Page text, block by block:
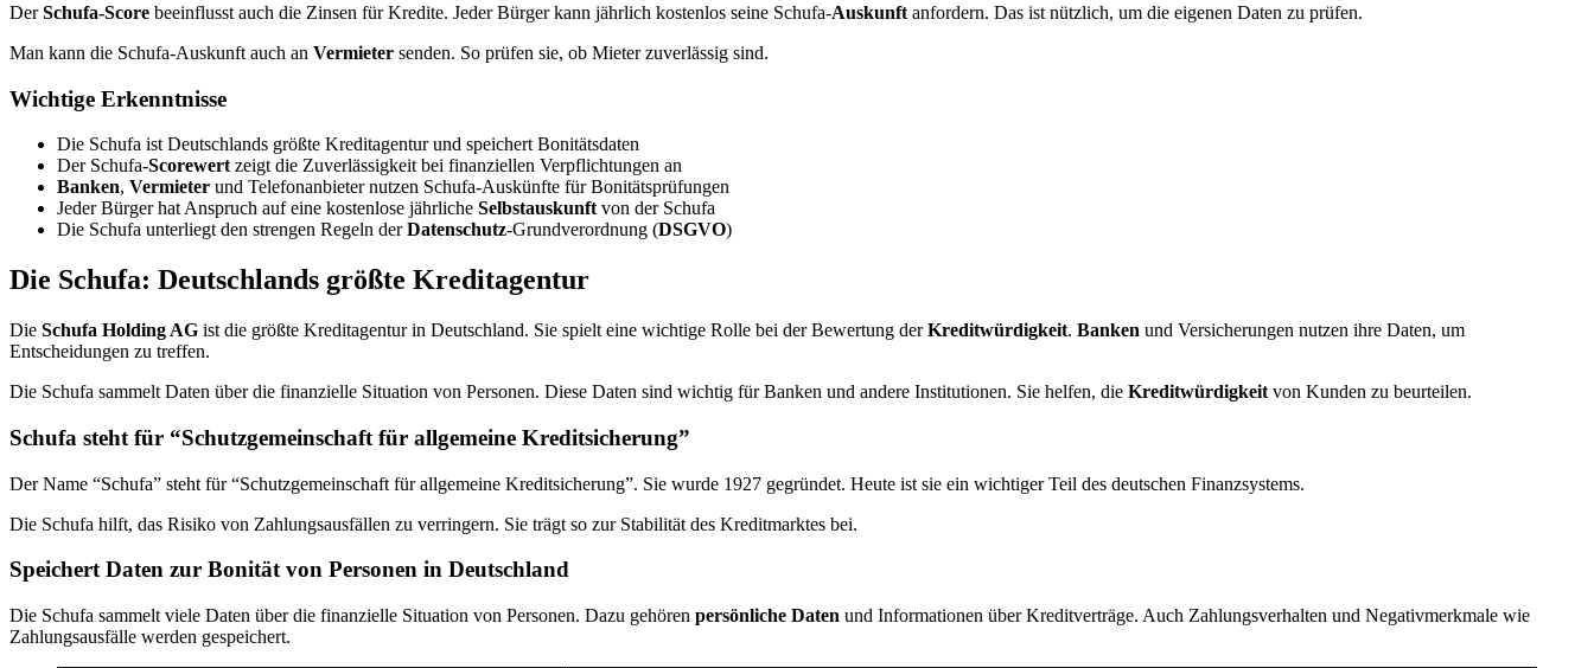
DerSchufa-Score beeinflusst auch die Zinsen für Kredite. Jeder Bürger kann jährlich kostenlos seine Schufa-Auskunft anfordern. Das ist nützlich, um die eigenen Daten zu prüfen.
Man kann die Schufa-Auskunft auch an Vermieter senden. So prüfen sie, ob Mieter zuverlässig sind.
Wichtige Erkenntnisse
Die Schufa ist Deutschlands größte Kreditagentur und speichert Bonitätsdaten
Der Schufa-Scorewert zeigt die Zuverlässigkeit bei finanziellen Verpflichtungen an
Banken, Vermieter und Telefonanbieter nutzen Schufa-Auskünfte für Bonitätsprüfungen
Jeder Bürger hat Anspruch auf eine kostenlose jährliche Selbstauskunft von der Schufa
Die Schufa unterliegt den strengen Regeln derDatenschutz-Grundverordnung (DSGVO)
Die Schufa: Deutschlands größte Kreditagentur
Die Schufa Holding AG ist die größte Kreditagentur in Deutschland. Sie spielt eine wichtige Rolle bei der Bewertung derKreditwürdigkeit. Banken und Versicherungen nutzen ihre Daten, um
Entscheidungen zu treffen.
Die Schufa sammelt Daten über die finanzielle Situation von Personen. Diese Daten sind wichtig für Banken und andere Institutionen. Sie helfen, die Kreditwürdigkeit von Kunden zu beurteilen.
Schufa steht für “Schutzgemeinschaft für allgemeine Kreditsicherung”
Der Name “Schufa” steht für “Schutzgemeinschaft für allgemeine Kreditsicherung”. Sie wurde 1927 gegründet. Heute ist sie ein wichtiger Teil des deutschen Finanzsystems.
Die Schufa hilft, das Risiko von Zahlungsausfällen zu verringern. Sie trägt so zur Stabilität des Kreditmarktes bei.
Speichert Daten zur Bonität von Personen in Deutschland
Die Schufa sammelt viele Daten über die finanzielle Situation von Personen. Dazu gehören persönliche Daten und Informationen über Kreditverträge. Auch Zahlungsverhalten und Negativmerkmale wie
Zahlungsausfälle werden gespeichert.